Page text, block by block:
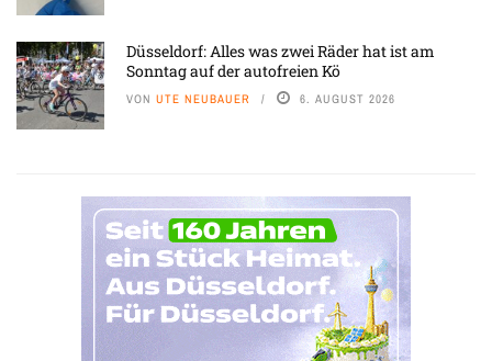
Düsseldorf: Alles was zwei Räder hat ist am
Sonntag auf der autofreien Kö
VON UTE NEUBAUER 6. AUGUST 2026